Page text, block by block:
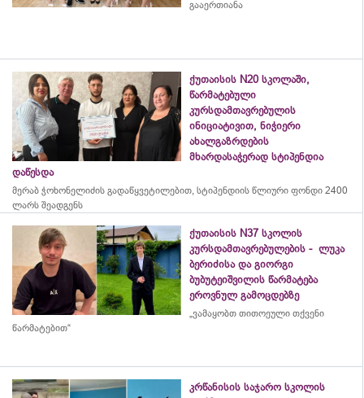
გააერთიანა
ქუთაისის N20 სკოლაში,
წარმატებული
კურსდამთავრებულის
ინიციატივით, ნიჭიერი
ახალგაზრდების
მხარდასაჭერად სტიპენდია
დაწესდა
მერაბ ჭოხონელიძის გადაწყვეტილებით, სტიპენდიის წლიური ფონდი 2400
ლარს შეადგენს
ქუთაისის N37 სკოლის
კურსდამთავრებულების - ლუკა
ბერიძისა და გიორგი
ბუბუტეიშვილის წარმატება
ეროვნულ გამოცდებზე
„ვამაყობთ თითოეული თქვენი
წარმატებით“
კრწანისის საჯარო სკოლის